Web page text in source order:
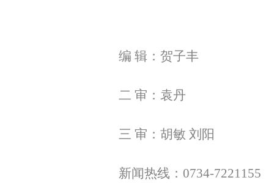
编 辑：贺子丰
二 审：袁丹
三 审：胡敏 刘阳
新闻热线：0734-7221155